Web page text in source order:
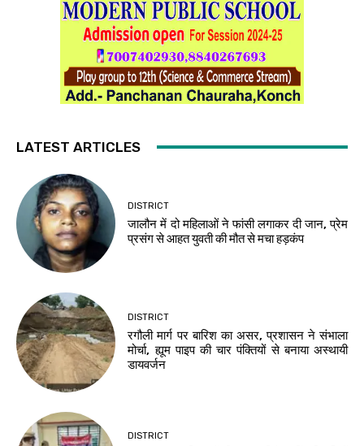
LATEST ARTICLES
DISTRICT
जालौन में दो महिलाओं ने फांसी लगाकर दी जान, प्रेम
प्रसंग से आहत युवती की मौत से मचा हड़कंप
DISTRICT
रगौली मार्ग पर बारिश का असर, प्रशासन ने संभाला
मोर्चा, ह्यूम पाइप की चार पंक्तियों से बनाया अस्थायी
डायवर्जन
DISTRICT